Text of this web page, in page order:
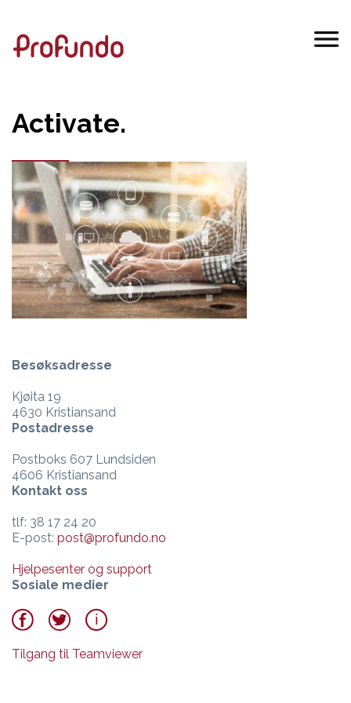
Activate.
Besøksadresse
Kjøita 19
4630 Kristiansand
Postadresse
Postboks 607 Lundsiden
4606 Kristiansand
Kontakt oss
tlf: 38 17 24 20
E-post: post@profundo.no
Hjelpesenter og support
Sosiale medier
Tilgang til Teamviewer